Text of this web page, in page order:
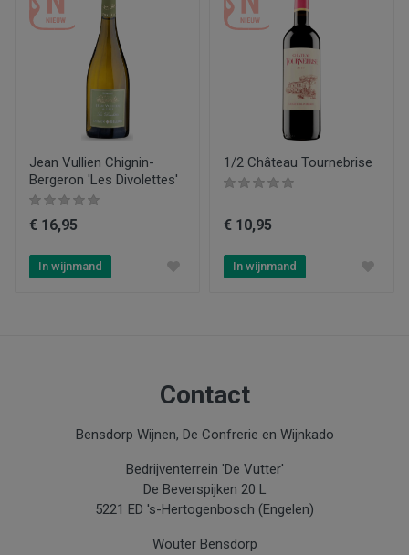
Soort wijn
Oranje wijn, Biologisch, Vegan
Pays d'Oc
Souvignier Gris
Producent
Wijnbouw
Terra Vitis
Inhoud
Maison les
Jean Vullien Chignin-
Bergeron 'Les Divolettes'
€ 16,95
In wijnmand
1/2 Château Tournebrise
€ 10,95
In wijnmand
Contact
Bensdorp Wijnen, De Confrerie en Wijnkado
Bedrijventerrein 'De Vutter'
De Beverspijken 20 L
5221 ED 's-Hertogenbosch (Engelen)
Wouter Bensdorp